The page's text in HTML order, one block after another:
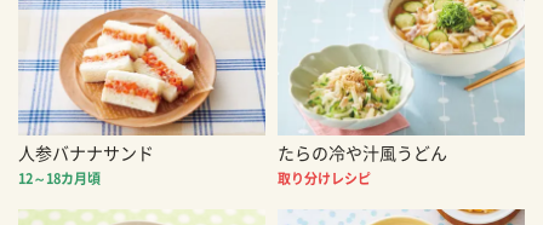
人参バナナサンド
12～18カ月頃
たらの冷や汁風うどん
取り分けレシピ